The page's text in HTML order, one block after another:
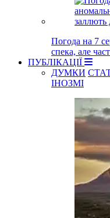
Погода на 7
спека, але
ПУБЛІКАЦІЇ
ДУМКИ
ІНОЗМІ